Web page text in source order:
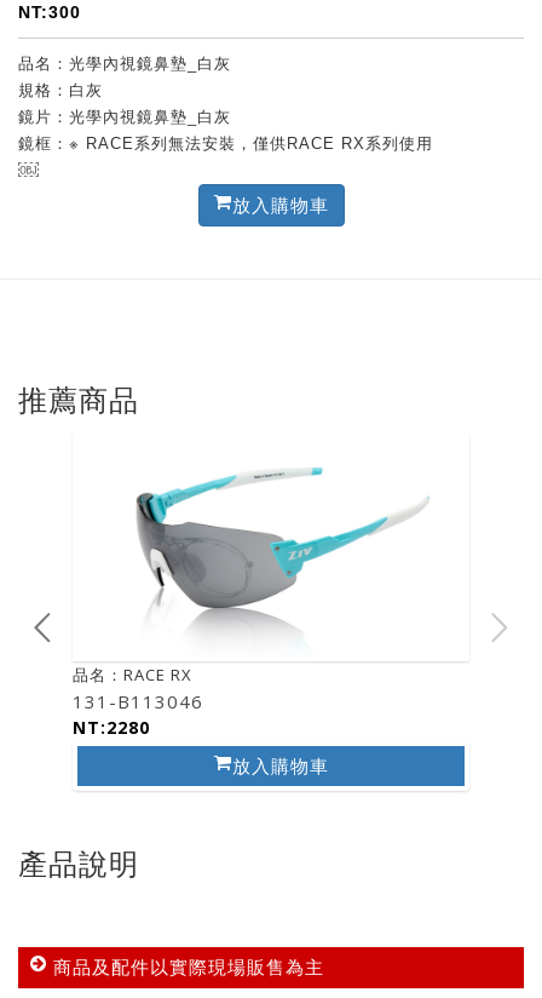
NT:300
品名：光學內視鏡鼻墊_白灰
規格：白灰
鏡片：光學內視鏡鼻墊_白灰
鏡框：※ RACE系列無法安裝，僅供RACE RX系列使用
￼
放入購物車
推薦商品
品名：RACE RX
131-B113046
NT:2280
放入購物車
產品說明
商品及配件以實際現場販售為主